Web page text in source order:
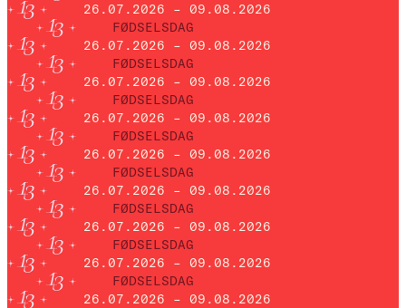
26.07.2026 – 09.08.2026
FØDSELSDAG
26.07.2026 – 09.08.2026
FØDSELSDAG
26.07.2026 – 09.08.2026
FØDSELSDAG
26.07.2026 – 09.08.2026
FØDSELSDAG
26.07.2026 – 09.08.2026
FØDSELSDAG
26.07.2026 – 09.08.2026
FØDSELSDAG
26.07.2026 – 09.08.2026
FØDSELSDAG
26.07.2026 – 09.08.2026
FØDSELSDAG
26.07.2026 – 09.08.2026